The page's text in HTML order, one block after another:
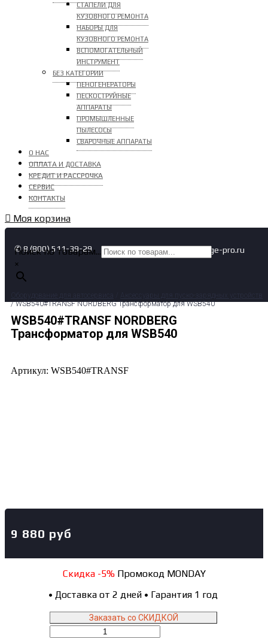
СТАПЕЛИ ДЛЯ
КУЗОВНОГО РЕМОНТА
НАБОРЫ ДЛЯ
КУЗОВНОГО РЕМОНТА
ВСПОМОГАТЕЛЬНЫЙ
ИНСТРУМЕНТ
БЕЗ КАТЕГОРИИ
ПЕНОГЕНЕРАТОРЫ
ПЕСКОСТРУЙНЫЕ
АППАРАТЫ
ПРОМЫШЛЕННЫЕ
ПЫЛЕСОСЫ
СВАРОЧНЫЕ АППАРАТЫ
О НАС
ОПЛАТА И ДОСТАВКА
КРЕДИТ И РАССРОЧКА
СЕРВИС
КОНТАКТЫ
Моя корзина
✆ 8 (800) 511-39-29 ✉ info@garage-pro.ru
Поиск по товарам...
×
/ WSB540#TRANSF NORDBERG Трансформатор для WSB540
WSB540#TRANSF NORDBERG
Трансформатор для WSB540
Артикул: WSB540#TRANSF
9 880 руб
Скидка -5%Промокод MONDAY
• Доставка от 2 дней • Гарантия 1 год
Заказать со СКИДКОЙ